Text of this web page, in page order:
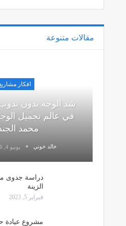
مقالات متنوعة
افكار
شد الوجه بدون
في عالم تجميل
محمد
خالد خوني يونيو 4, 2026
دراسة جدوى
الزينة
فبراير 5, 2023
مشروع عيادة